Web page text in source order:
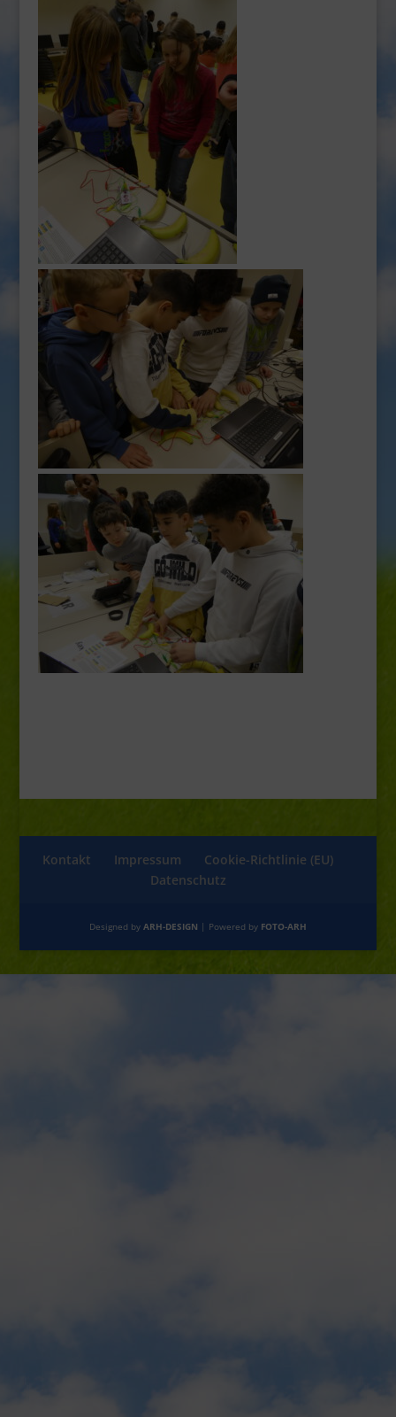
Kontakt Impressum
Cookie-Richtlinie (EU)
Datenschutz
Designed by ARH-DESIGN | Powered by FOTO-ARH